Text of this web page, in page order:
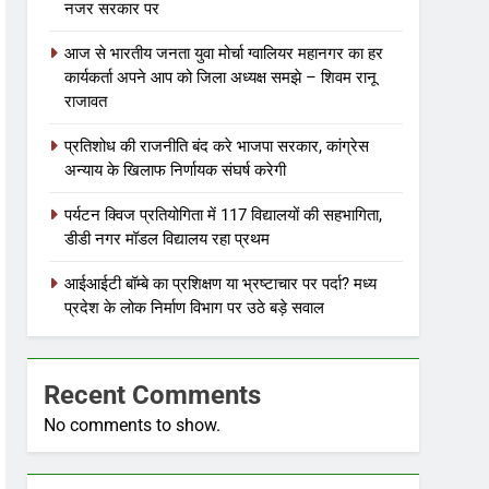
नजर सरकार पर
आज से भारतीय जनता युवा मोर्चा ग्वालियर महानगर का हर
कार्यकर्ता अपने आप को जिला अध्यक्ष समझे – शिवम रानू
राजावत
प्रतिशोध की राजनीति बंद करे भाजपा सरकार, कांग्रेस
अन्याय के खिलाफ निर्णायक संघर्ष करेगी
पर्यटन क्विज प्रतियोगिता में 117 विद्यालयों की सहभागिता,
डीडी नगर मॉडल विद्यालय रहा प्रथम
आईआईटी बॉम्बे का प्रशिक्षण या भ्रष्टाचार पर पर्दा? मध्य
प्रदेश के लोक निर्माण विभाग पर उठे बड़े सवाल
Recent Comments
No comments to show.